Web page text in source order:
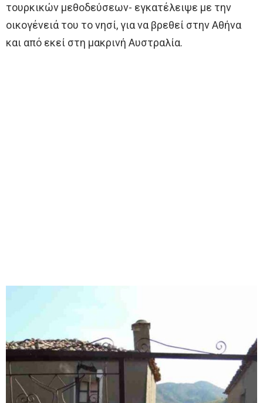
τουρκικών μεθοδεύσεων- εγκατέλειψε με την
οικογένειά του το νησί, για να βρεθεί στην Αθήνα
και από εκεί στη μακρινή Αυστραλία.